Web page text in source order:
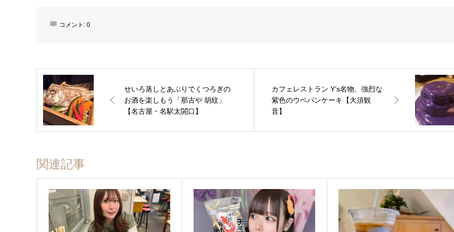
コメント: 0
せいろ蒸しとあぶりでくつろぎの
お酒を楽しもう「那古や 胡紋」
【名古屋・名駅太閤口】
カフェレストラン Y’s名物、強烈な
紫色のウベパンケーキ【大須観
音】
関連記事